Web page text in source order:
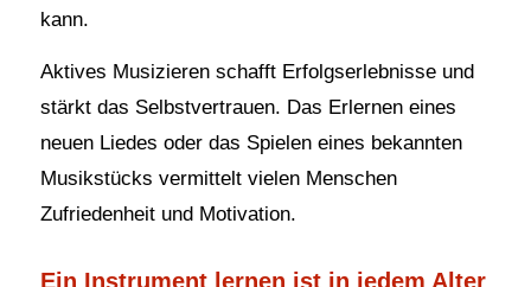
kann.
Aktives Musizieren schafft Erfolgserlebnisse und
stärkt das Selbstvertrauen. Das Erlernen eines
neuen Liedes oder das Spielen eines bekannten
Musikstücks vermittelt vielen Menschen
Zufriedenheit und Motivation.
Ein Instrument lernen ist in jedem Alter